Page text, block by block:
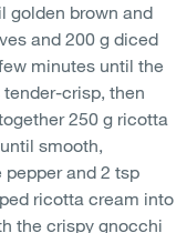
golden brown and
and 200 g diced
minutes until the
crisp, then
250 g ricotta
smooth,
and 2 tsp
ricotta cream into
the crispy gnocchi